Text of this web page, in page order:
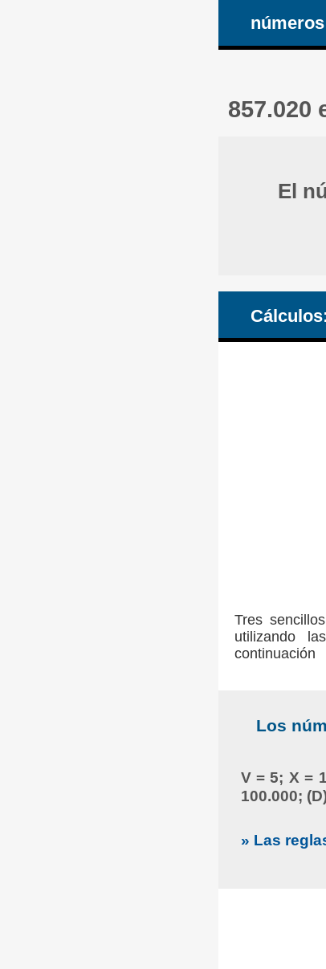
857.020
El
Tres
utilizando
continuación
Los
V = 5; X =
100.000;
» Las